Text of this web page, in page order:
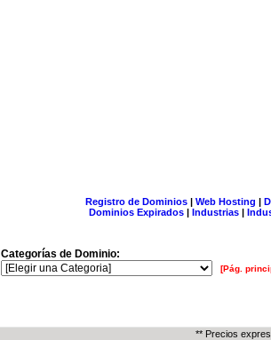
Registro de Dominios| Web Hosting |
Dominios Expirados | Industrias |
Categorías de Dominio:
[Pág.
** Precios